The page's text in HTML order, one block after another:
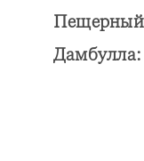
Дамбулла: